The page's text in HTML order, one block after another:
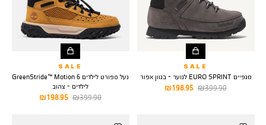
SALE
מגפיים EURO SPRINT לנוער - בגוון אפור
מחיר
198.95 ₪
מחיר
399.90 ₪
SALE
נעל ספורט לילדים GreenStride™ Motion 6
לילדים - צהוב
מחיר
198.95 ₪
מחיר
399.90 ₪